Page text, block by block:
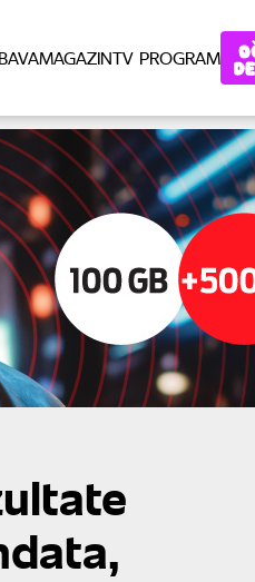
MAGAZINTV PROGRAM